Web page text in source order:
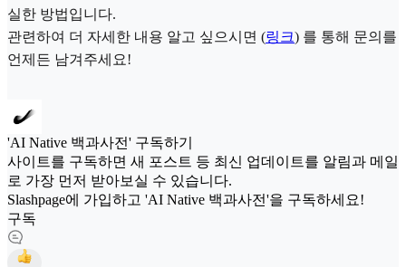
실한 방법입니다.
관련하여 더 자세한 내용 알고 싶으시면 (링크) 를 통해 문의를
언제든 남겨주세요!
'AI Native 백과사전' 구독하기
사이트를 구독하면 새 포스트 등 최신 업데이트를 알림과 메일
로 가장 먼저 받아보실 수 있습니다.
Slashpage에 가입하고 'AI Native 백과사전'을 구독하세요!
구독